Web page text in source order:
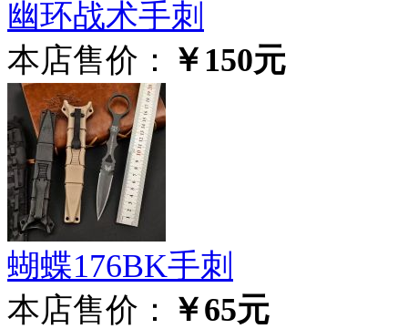
幽环战术手刺
本店售价： ￥150元
蝴蝶176BK手刺
本店售价： ￥65元